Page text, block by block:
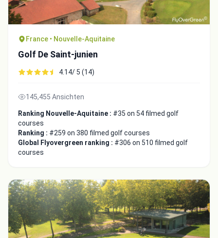
France • Nouvelle-Aquitaine
Golf De Saint-junien
4.14/ 5 (14)
145,455 Ansichten
Ranking Nouvelle-Aquitaine : #35 on 54 filmed golf
courses
Ranking : #259 on 380 filmed golf courses
Global Flyovergreen ranking : #306 on 510 filmed golf
courses